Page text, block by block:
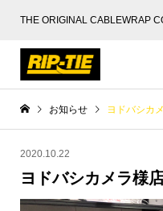
THE ORIGINAL CABLEWRAP
お知らせ ヨドバシカ
2020.10.22
ヨドバシカメラ様